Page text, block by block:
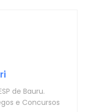
de Bauru.
e Concursos